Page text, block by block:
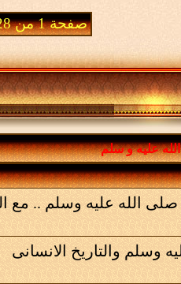
صفحة 1 من 28
عليه و سلم
صلى الله عليه وسلم .. مع
وسلم والتاريخ الانسانى